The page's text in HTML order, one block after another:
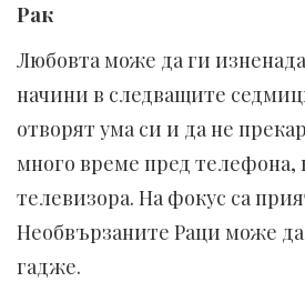
Рак
Любовта може да ги
начини в следващите
отворят ума си и да не
много време пред
телевизора. На фокус са
Необвързаните Раци може
гадже.